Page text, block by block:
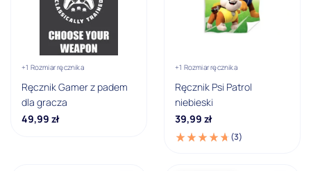
Auta Cars
Avengers
Biedronka i czarny kot
Bing
+1 Rozmiar ręcznika
Ręcznik Gamer z padem
dla gracza
49,99 zł
+1 Rozmiar ręcznika
Ręcznik Psi Patrol
niebieski
39,99 zł
(3)